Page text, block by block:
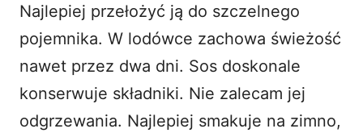
Najlepiej przełożyć ją do szczelnego
pojemnika. W lodówce zachowa świeżość
nawet przez dwa dni. Sos doskonale
konserwuje składniki. Nie zalecam jej
odgrzewania. Najlepiej smakuje na zimno,